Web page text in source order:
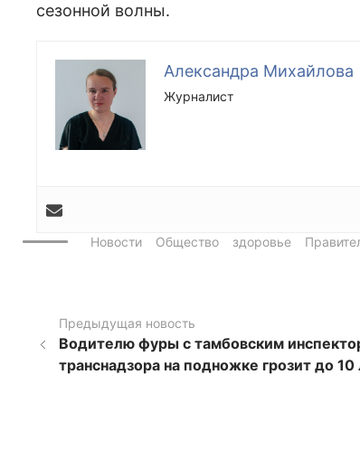
сезонной волны.
Александра Михайлова
Журналист
Новости Общество здоровье
Предыдущая новость
Водителю фуры с тамбовским
транснадзора на подножке грозит до 10